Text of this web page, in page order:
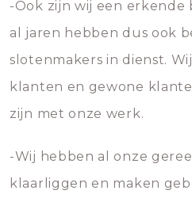
-Ook zijn wij een
al jaren hebben dus ook
slotenmakers in dienst.
klanten en gewone
zijn met onze werk.
-Wij hebben al onze
klaarliggen en maken